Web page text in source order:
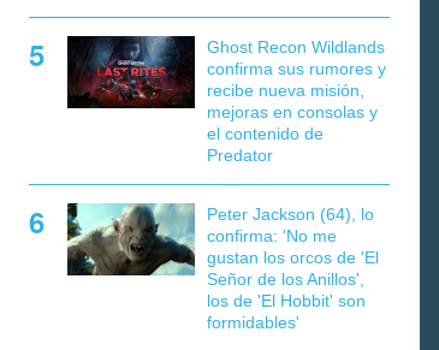
Ghost Recon Wildlands
confirma sus rumores y
recibe nueva misión,
mejoras en consolas y
el contenido de
Predator
Peter Jackson (64), lo
confirma: 'No me
gustan los orcos de 'El
Señor de los Anillos',
los de 'El Hobbit' son
formidables'